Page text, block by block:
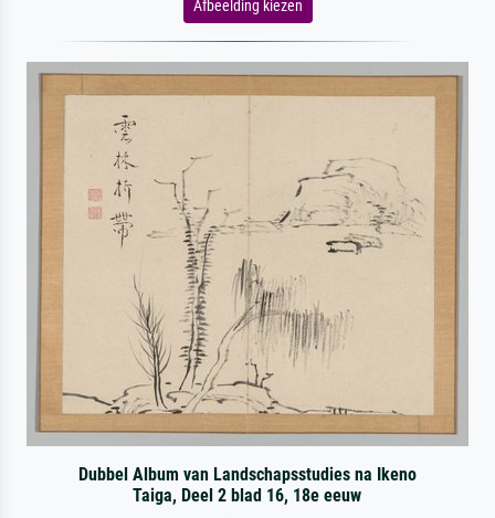
Afbeelding kiezen
Dubbel Album van Landschapsstudies na Ikeno
Taiga, Deel 2 blad 16, 18e eeuw